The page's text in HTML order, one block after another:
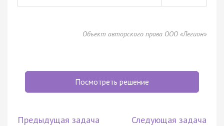
Объект авторского права ООО «Легион»
Посмотреть решение
Предыдущая задача Следующая задача